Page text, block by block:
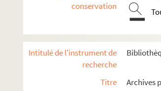
conservation
Intitulé de l'instrument de
recherche
Titre
Archives
Thorez, Maurice
FSE-002520. Thunder Cloud, né Victor
FSE-000669. Tixier-Vignancour,